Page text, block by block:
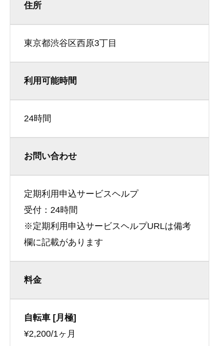
住所
東京都渋谷区西原3丁目
利用可能時間
24時間
お問い合わせ
定期利用申込サービスヘルプ
受付：24時間
※定期利用申込サービスヘルプURLは備考
欄に記載があります
料金
自転車 [月極]
¥2,200/1ヶ月